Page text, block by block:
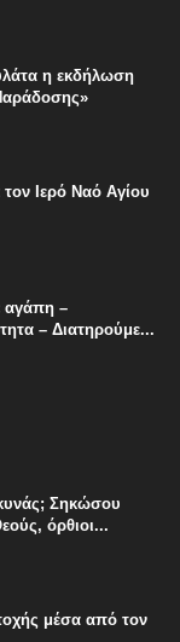
η εκδήλωση
Ιερό Ναό Αγίου
αγάπη –
– Διατηρούμε...
Σηκώσου
όρθιοι...
μέσα από τον